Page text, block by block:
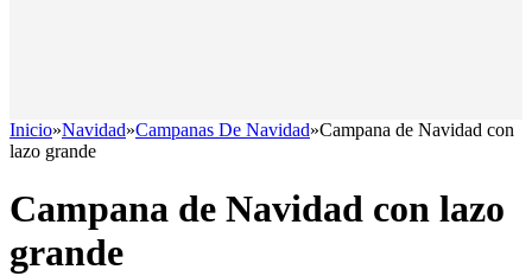
Inicio»Navidad»Campanas De Navidad»Campana de Navidad con
lazo grande
Campana de Navidad con lazo
grande